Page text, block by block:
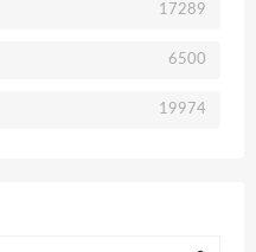
17289
6500
19974